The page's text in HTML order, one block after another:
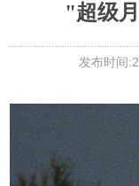
"超级
发布时间